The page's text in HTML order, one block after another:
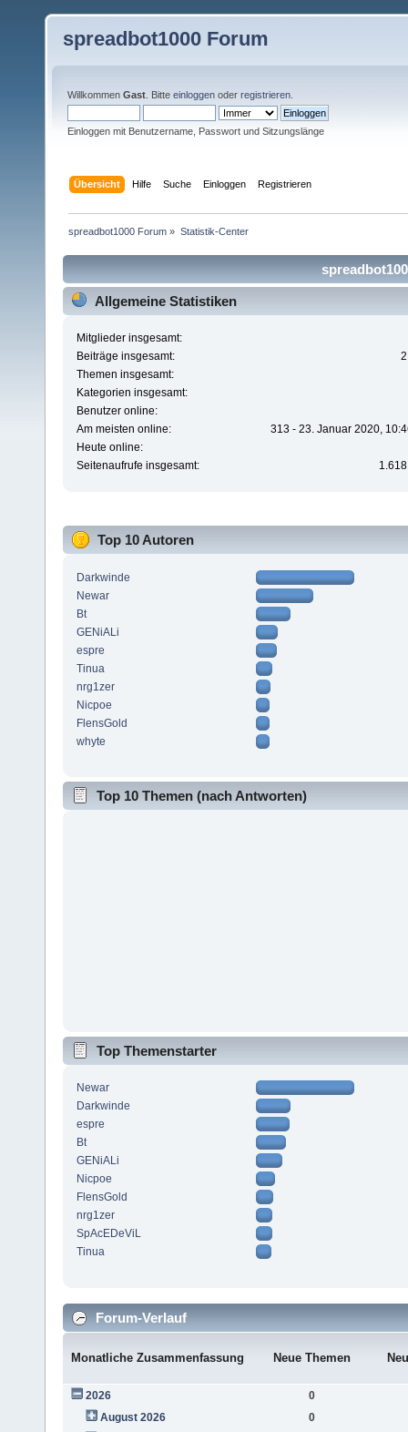
spreadbot1000 Forum
Willkommen Gast . Bitte einloggen oder registrieren
Einloggen mit Benutzername, Passwort und Sitzungslänge
Übersicht Hilfe Suche Einloggen Registrieren
spreadbot1000 Forum » Statistik-Center
Allgemeine Statistiken
Mitglieder insgesamt:
Beiträge insgesamt:
Themen insgesamt:
Kategorien insgesamt:
Benutzer online:
Am meisten online:
313 - 23. Januar 2020,
Heute online:
Seitenaufrufe insgesamt:
Top 10 Autoren
Darkwinde
Newar
Bt
GENiALi
espre
Tinua
nrg1zer
Nicpoe
FlensGold
whyte
Top 10 Themen (nach Antworten)
Top Themenstarter
Newar
Darkwinde
espre
Bt
GENiALi
Nicpoe
FlensGold
nrg1zer
SpAcEDeViL
Tinua
Forum-Verlauf
Monatliche Zusammenfassung Neue Themen
2026
0
August 2026
0